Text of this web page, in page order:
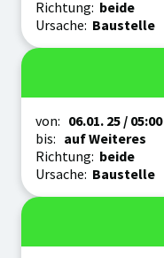
Richtung: beide
Ursache: Baustelle
Zeitraum
von: 06.01. 25/ 05:00
bis: auf Weiteres
Richtung: beide
Ursache: Baustelle